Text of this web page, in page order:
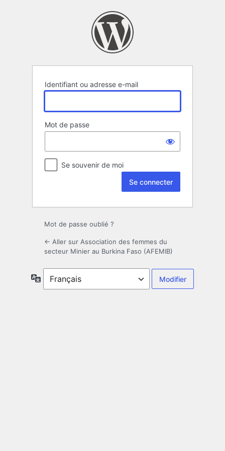
Identifiant ou adresse e-mail
Mot de passe
Se souvenir de moi
Mot de passe oublié ?
← Aller sur Association des femmes du
secteur Minier au Burkina Faso (AFEMIB)
Langue